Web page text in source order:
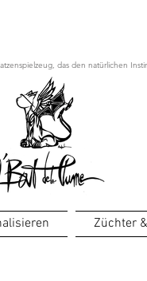
das den natürlichen
Züchter